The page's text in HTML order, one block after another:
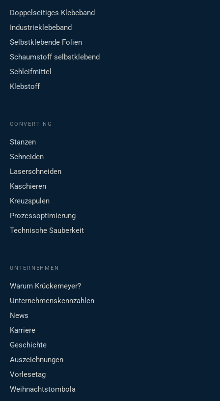
Doppelseitiges Klebeband
Industrieklebeband
Selbstklebende Folien
Schaumstoff selbstklebend
Schleifmittel
Klebstoff
CONVERTING
Stanzen
Schneiden
Laserschneiden
Kaschieren
Kreuzspulen
Prozessoptimierung
Technische Sauberkeit
UNTERNEHMEN
Warum Krückemeyer?
Unternehmenskennzahlen
News
Karriere
Geschichte
Auszeichnungen
Vorlesetag
Weihnachtstombola